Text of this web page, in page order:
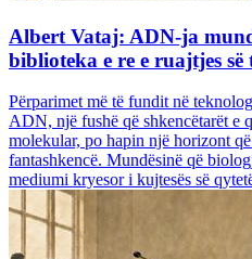
Albert Vataj: ADN-ja
biblioteka e re e ruajtjes
Përparimet më të fundit në
ADN, një fushë që shkencëtarët e
molekular, po hapin një horizont
fantashkencë. Mundësinë që
mediumi kryesor i kujtesës së